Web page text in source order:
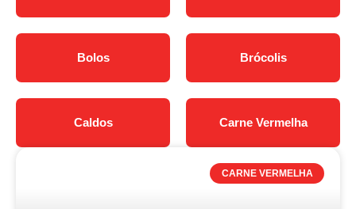
Bolos Brócolis
Caldos Carne Vermelha
CARNE VERMELHA